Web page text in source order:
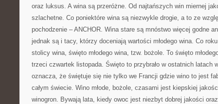
oraz luksus. A wina są przeróżne. Od najtańszych win miernej
szlachetne. Co poniektóre wina są niezwykle drogie, a to ze
pochodzenie – ANCHOR. Wina stare są mnóstwo więcej godne
jednak są i tacy, którzy doceniają wartości młodego wina. Co
stolicy wina, święto młodego wina, tzw. bożole. To święto
trzeci czwartek listopada. Święto to przybrało w ostatnich latach
oznacza, że świętuje się nie tylko we Francji gdzie wino to jest
całym świecie. Wino młode, bożole, czasami jest kiepskiej
winogron. Bywają lata, kiedy owoc jest niezbyt dobrej jakości